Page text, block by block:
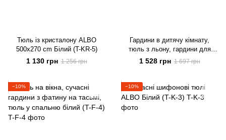
Тюль із кристалону ALBO
500x270 cm Білий (T-KR-5)
1 130 грн 1 256 грн
Гардини в дитячу кімнату,
тюль з льону, гардини для
спальні, тюлі на кухню білий
(T-L-L-4)
1 528 грн 1 697 грн
−10% −10%